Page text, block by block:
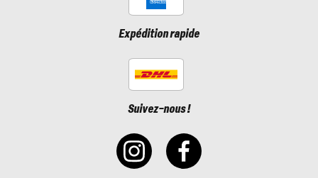
Expédition rapide
Suivez-nous !